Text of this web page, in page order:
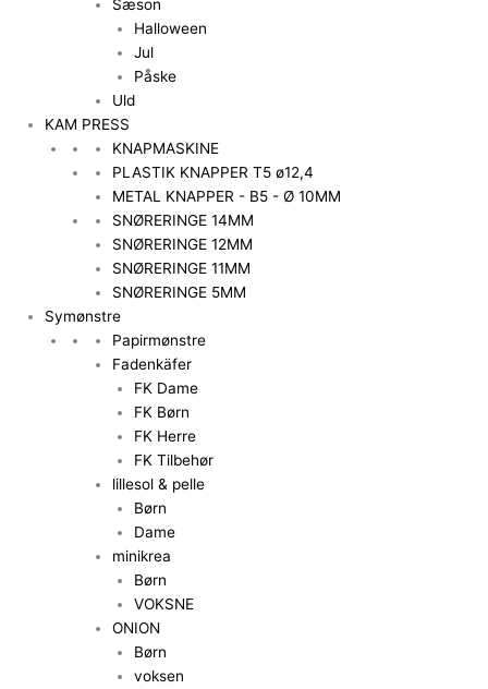
Sæson
Halloween
Jul
Påske
Uld
KAM PRESS
KNAPMASKINE
PLASTIK KNAPPER T5 ø12,4
METAL KNAPPER - B5 - Ø 10MM
SNØRERINGE 14MM
SNØRERINGE 12MM
SNØRERINGE 11MM
SNØRERINGE 5MM
Symønstre
Papirmønstre
Fadenkäfer
FK Dame
FK Børn
FK Herre
FK Tilbehør
lillesol & pelle
Børn
Dame
minikrea
Børn
VOKSNE
ONION
Børn
voksen